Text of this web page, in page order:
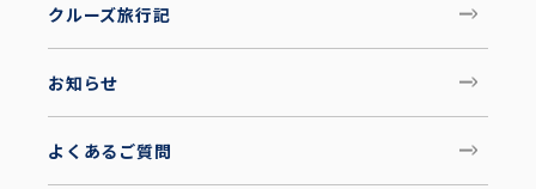
クルーズ旅行記
お知らせ
よくあるご質問